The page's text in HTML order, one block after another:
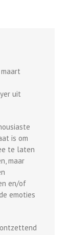
uit
is om
te laten
maar
en/of
emoties